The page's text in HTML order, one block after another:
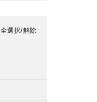
全選択/解除